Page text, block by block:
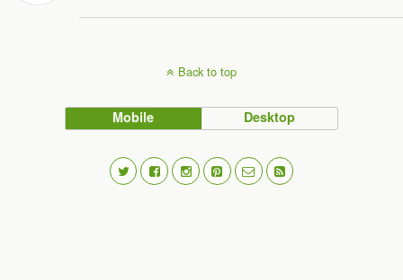
Back to top
Mobile Desktop